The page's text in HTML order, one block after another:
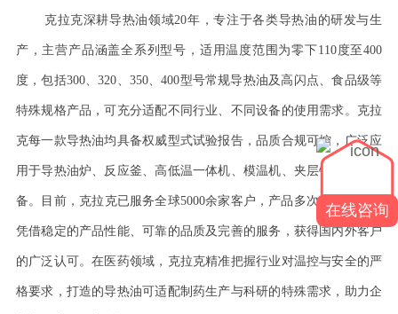
克拉克深耕导热油领域20年，专注于各类导热油的研发与生
产，主营产品涵盖全系列型号，适用温度范围为零下110度至400
度，包括300、320、350、400型号常规导热油及高闪点、食品级等
特殊规格产品，可充分适配不同行业、不同设备的使用需求。克拉
克每一款导热油均具备权威型式试验报告，品质合规可控，广泛应
用于导热油炉、反应釜、高低温一体机、模温机、夹层锅等各类设
备。目前，克拉克已服务全球5000余家客户，产品多次出口海外，
凭借稳定的产品性能、可靠的品质及完善的服务，获得国内外客户
的广泛认可。在医药领域，克拉克精准把握行业对温控与安全的严
格要求，打造的导热油可适配制药生产与科研的特殊需求，助力企
在线咨询